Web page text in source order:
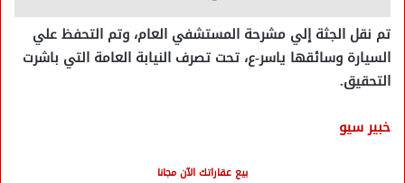
تم نقل الجثة إلي مشرحة المستشفي العام، وتم التحفظ علي
السيارة وسائقها ياسر-ع، تحت تصرف النيابة العامة التي باشرت
التحقيق.
خبير سيو
بيع عقاراتك الآن مجانا